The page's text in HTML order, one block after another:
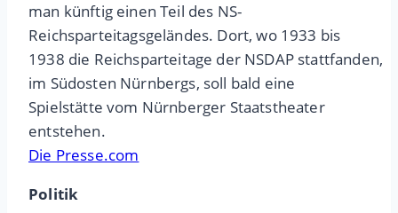
man künftig einen Teil des NS-
Reichsparteitagsgeländes. Dort, wo 1933 bis
1938 die Reichsparteitage der NSDAP stattfanden,
im Südosten Nürnbergs, soll bald eine
Spielstätte vom Nürnberger Staatstheater
entstehen.
Die Presse.com
Politik